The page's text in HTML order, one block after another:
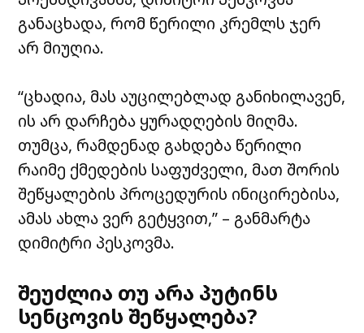
განაცხადა, რომ წერილი კრემლს ჯერ
არ მიუღია.
“ცხადია, მას აუცილებლად განიხილავენ,
ის არ დარჩება ყურადღების მიღმა.
თუმცა, რამდენად გახდება წერილი
რაიმე ქმედების საფუძველი, მათ შორის
შეწყალების პროცედურის ინიცირებისა,
ამას ახლა ვერ გეტყვით,” – განმარტა
დიმიტრი პესკოვმა.
შეუძლია თუ არა პუტინს
სენცოვის შეწყალება?